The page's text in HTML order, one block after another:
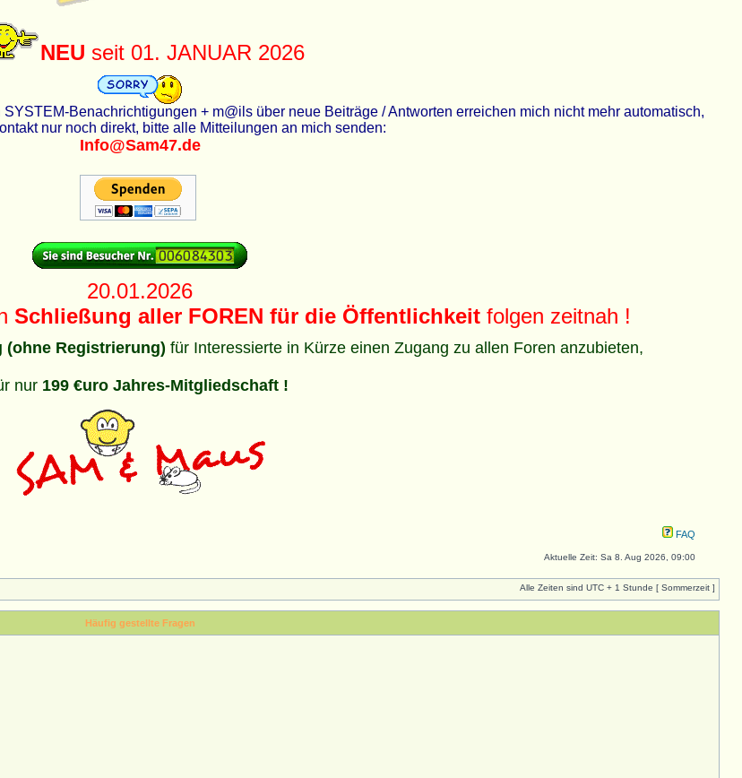
NEU seit 01. JANUAR 2026
Benachrichtigungen + m@ils über neue Beiträge / Antworten erreichen mich nicht mehr automatisch,
nur noch direkt, bitte alle Mitteilungen an mich senden:
Info@Sam47.de
20.01.2026
Schließung aller FOREN für die Öffentlichkeit folgen zeitnah !
Registrierung) für Interessierte in Kürze einen Zugang zu allen Foren anzubieten,
nur 199 €uro Jahres-Mitgliedschaft !
FAQ
Aktuelle Zeit: Sa 8. Aug 2026, 09:00
Alle Zeiten sind UTC + 1 Stunde [ Sommerzeit ]
Häufig gestellte Fragen